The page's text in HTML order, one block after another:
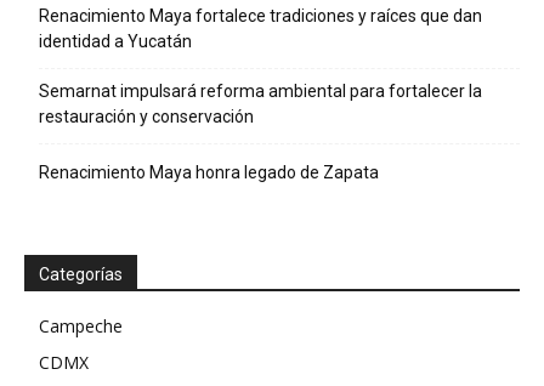
Renacimiento Maya fortalece tradiciones y raíces que dan
identidad a Yucatán
Semarnat impulsará reforma ambiental para fortalecer la
restauración y conservación
Renacimiento Maya honra legado de Zapata
Categorías
Campeche
CDMX